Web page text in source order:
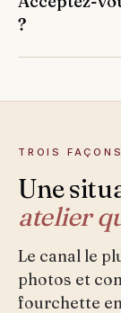
?
TROIS
Une
atelier
Le canal le
photos et
fourchette